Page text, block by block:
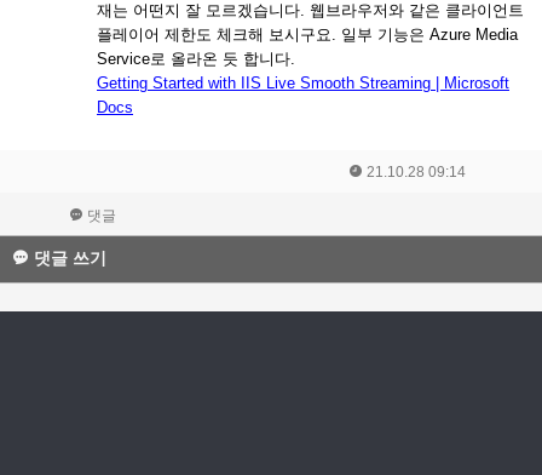
재는 어떤지 잘 모르겠습니다. 웹브라우저와 같은 클라이언트
플레이어 제한도 체크해 보시구요. 일부 기능은 Azure Media
Service로 올라온 듯 합니다.
Getting Started with IIS Live Smooth Streaming | Microsoft
Docs
21.10.28 09:14
댓글
댓글 쓰기